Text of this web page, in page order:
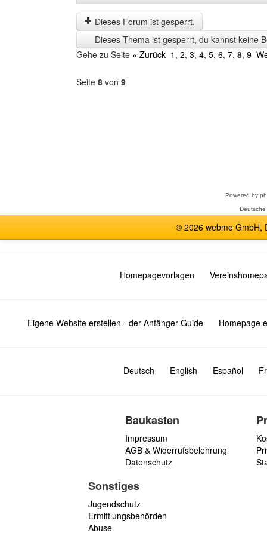
der
letzten
Zeit
anzeigen
by
Dieses Forum ist gesperrt.
Dieses Thema ist gesperrt, du kannst keine
Gehe zu Seite « Zurück 1 , 2, 3, 4, 5, 6, 7, 8, 9
Seite 8 von 9
Powered by
© 2026 webme GmbH,
Homepagevorlagen
Eigene Website erstellen - der Anfänger Guide Homepage
Deutsch English Español
Baukasten
Impressum
AGB & Widerrufsbelehrung
Datenschutz
Sonstiges
Jugendschutz
Ermittlungsbehörden
Abuse